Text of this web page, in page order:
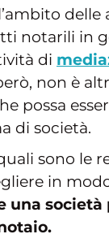
delle
notarili in
di
non è
possa
di società.
sono le
in
una società